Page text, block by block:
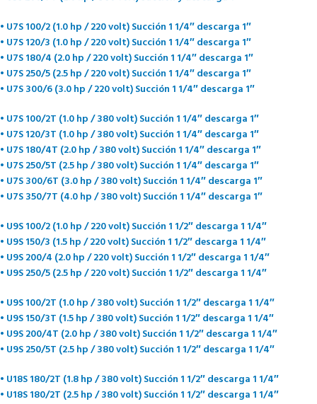
• U7S 100/2 (1.0 hp / 220 volt) Succión 1 1/4″ descarga 1″
• U7S 120/3 (1.0 hp / 220 volt) Succión 1 1/4″ descarga 1″
• U7S 180/4 (2.0 hp / 220 volt) Succión 1 1/4″ descarga 1″
• U7S 250/5 (2.5 hp / 220 volt) Succión 1 1/4″ descarga 1″
• U7S 300/6 (3.0 hp / 220 volt) Succión 1 1/4″ descarga 1″
• U7S 100/2T (1.0 hp / 380 volt) Succión 1 1/4″ descarga 1″
• U7S 120/3T (1.0 hp / 380 volt) Succión 1 1/4″ descarga 1″
• U7S 180/4T (2.0 hp / 380 volt) Succión 1 1/4″ descarga 1″
• U7S 250/5T (2.5 hp / 380 volt) Succión 1 1/4″ descarga 1″
• U7S 300/6T (3.0 hp / 380 volt) Succión 1 1/4″ descarga 1″
• U7S 350/7T (4.0 hp / 380 volt) Succión 1 1/4″ descarga 1″
• U9S 100/2 (1.0 hp / 220 volt) Succión 1 1/2″ descarga 1 1/4″
• U9S 150/3 (1.5 hp / 220 volt) Succión 1 1/2″ descarga 1 1/4″
• U9S 200/4 (2.0 hp / 220 volt) Succión 1 1/2″ descarga 1 1/4″
• U9S 250/5 (2.5 hp / 220 volt) Succión 1 1/2″ descarga 1 1/4″
• U9S 100/2T (1.0 hp / 380 volt) Succión 1 1/2″ descarga 1 1/4″
• U9S 150/3T (1.5 hp / 380 volt) Succión 1 1/2″ descarga 1 1/4″
• U9S 200/4T (2.0 hp / 380 volt) Succión 1 1/2″ descarga 1 1/4″
• U9S 250/5T (2.5 hp / 380 volt) Succión 1 1/2″ descarga 1 1/4″
• U18S 180/2T (1.8 hp / 380 volt) Succión 1 1/2″ descarga 1 1/4″
• U18S 180/2T (2.5 hp / 380 volt) Succión 1 1/2″ descarga 1 1/4″